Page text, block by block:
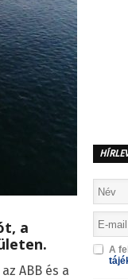
a
ABB és a
A